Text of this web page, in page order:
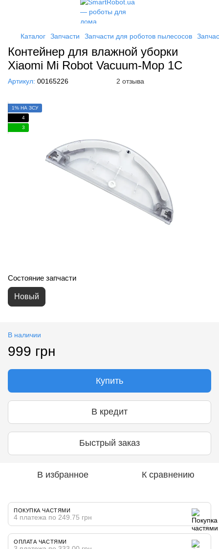
Каталог Запчасти Запчасти для роботов пылесосов
Контейнер для влажной уборки
Xiaomi Mi Robot Vacuum-Mop 1С
Артикул: 00165226 2 отзыва
1% НА ЗСУ
4
3
Состояние запчасти
Новый
В наличии
999 грн
Купить
В кредит
Быстрый заказ
В избранное К сравнению
ПОКУПКА ЧАСТЯМИ
4 платежа по 249.75 грн
ОПЛАТА ЧАСТЯМИ